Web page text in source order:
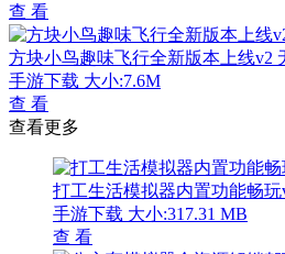
查 看
方块小鸟趣味飞行全新版本上线v2
手游下载 大小:7.6M
查 看
查看更多
打工生活模拟器内置功能畅玩
手游下载 大小:317.31 MB
查 看